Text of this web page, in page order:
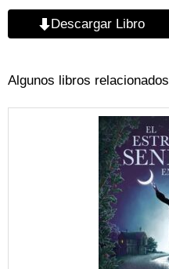
Descargar Libro
Algunos libros relacionados